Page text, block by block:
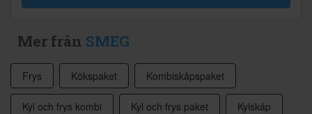
Mer från SMEG
Frys Kökspaket Kombiskåpspaket
Kyl och frys kombi Kyl och frys paket Kylskåp